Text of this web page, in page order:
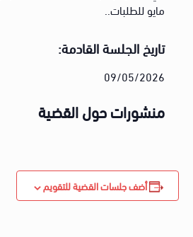
مايو للطلبات..
تاريخ الجلسة القادمة:
09/05/2026
منشورات حول القضية
أضف جلسات القضية للتقويم